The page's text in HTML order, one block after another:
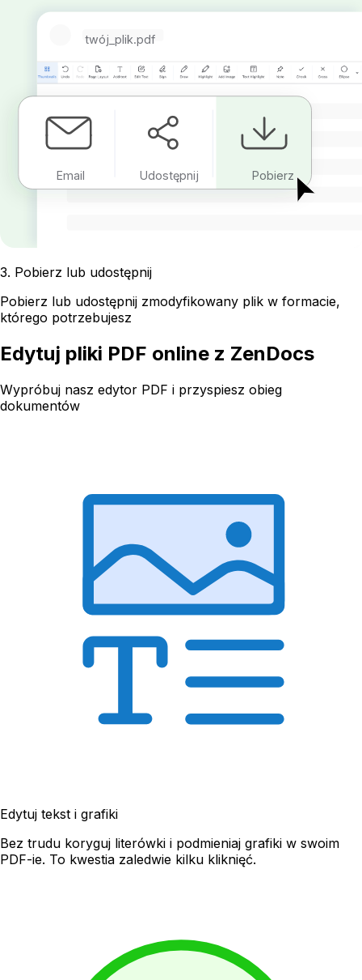
twój_plik.pdf
Email Udostępnij Pobierz
3. Pobierz lub udostępnij
Pobierz lub udostępnij zmodyfikowany plik w formacie,
którego potrzebujesz
Edytuj pliki PDF online z ZenDocs
Wypróbuj nasz edytor PDF i przyspiesz obieg
dokumentów
Edytuj tekst i grafiki
Bez trudu koryguj literówki i podmieniaj grafiki w swoim
PDF-ie. To kwestia zaledwie kilku kliknięć.